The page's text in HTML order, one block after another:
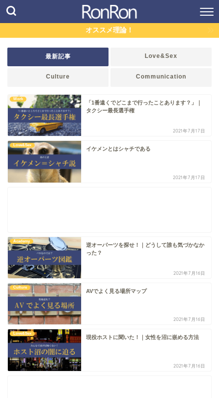
オススメ理論！
最新記事 Love&Sex
Culture Communication
Work
「1番遠くでどこまで行ったことあります？」｜
タクシー最長選手権
2021年7月17日
Love&Sex
イケメンとはシャチである
2021年7月17日
Academy
逆オーパーツを探せ！｜どうして誰も気づかなか
った？
2021年7月16日
Culture
AVでよく見る場所マップ
2021年7月16日
Love&Sex
現役ホストに聞いた！｜女性を沼に嵌める方法
2021年7月16日